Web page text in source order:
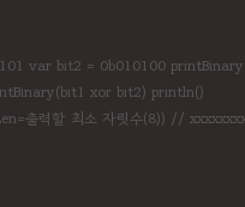
var bit2 = 0b010100
xor bit2) println()
출력할 최소 자릿수(8)) //